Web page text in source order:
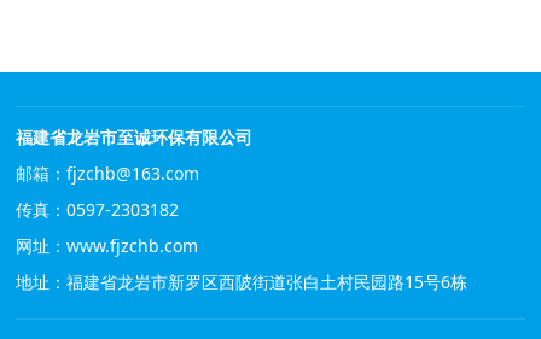
福建省龙岩市至诚环保有限公司
邮箱：fjzchb@163.com
传真：0597-2303182
网址：www.fjzchb.com
地址：福建省龙岩市新罗区西陂街道张白土村民园路15号6栋